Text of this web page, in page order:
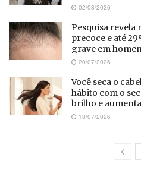
02/08/2026
Pesquisa revela
precoce e até
grave em
20/07/2026
Você seca o
hábito com o
brilho e
18/07/2026